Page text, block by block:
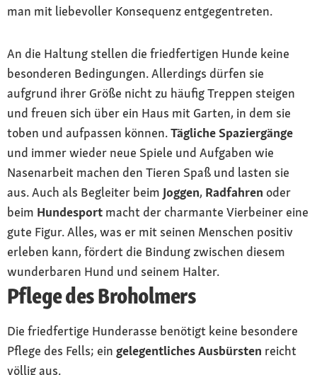
man mit liebevoller Konsequenz entgegentreten.
An die Haltung stellen die friedfertigen Hunde keine
besonderen Bedingungen. Allerdings dürfen sie
aufgrund ihrer Größe nicht zu häufig Treppen steigen
und freuen sich über ein Haus mit Garten, in dem sie
toben und aufpassen können.Tägliche Spaziergänge
und immer wieder neue Spiele und Aufgaben wie
Nasenarbeit machen den Tieren Spaß und lasten sie
aus. Auch als Begleiter beim Joggen, Radfahren oder
beim Hundesport macht der charmante Vierbeiner eine
gute Figur. Alles, was er mit seinen Menschen positiv
erleben kann, fördert die Bindung zwischen diesem
wunderbaren Hund und seinem Halter.
Pflege des Broholmers
Die friedfertige Hunderasse benötigt keine besondere
Pflege des Fells; ein gelegentliches Ausbürsten reicht
völlig aus.